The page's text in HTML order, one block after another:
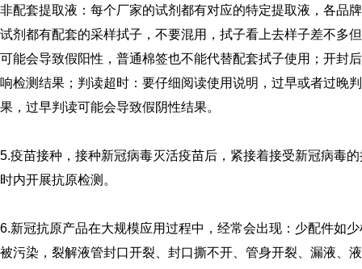
非配套提取液：每个厂家的试剂都有对应的特定提取液，各品
试剂都有配套的采样拭子，不要混用，拭子看上去样子差不多
可能会导致假阳性，普通棉签也不能代替配套拭子使用；开封
响检测结果；判读超时：要仔细阅读使用说明，过早或者过晚
果，过早判读可能会导致假阴性结果。
5.疫苗接种，接种新冠病毒灭活疫苗后，紧接着接受新冠病毒
时内开展抗原检测。
6.新冠抗原产品在大规模应用过程中，经常会出现：少配件如
被污染，裂解液管封口开裂、封口撕不开、管身开裂、漏液、